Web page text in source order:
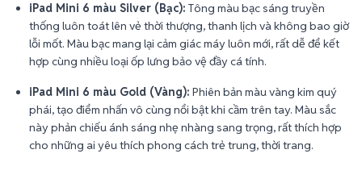
iPad Mini 6 màu Silver (Bạc): Tông màu bạc sáng truyền
thống luôn toát lên vẻ thời thượng, thanh lịch và không bao giờ
lỗi mốt. Màu bạc mang lại cảm giác máy luôn mới, rất dễ để kết
hợp cùng nhiều loại ốp lưng bảo vệ đầy cá tính.
iPad Mini 6 màu Gold (Vàng): Phiên bản màu vàng kim quý
phái, tạo điểm nhấn vô cùng nổi bật khi cầm trên tay. Màu sắc
này phản chiếu ánh sáng nhẹ nhàng sang trọng, rất thích hợp
cho những ai yêu thích phong cách trẻ trung, thời trang.